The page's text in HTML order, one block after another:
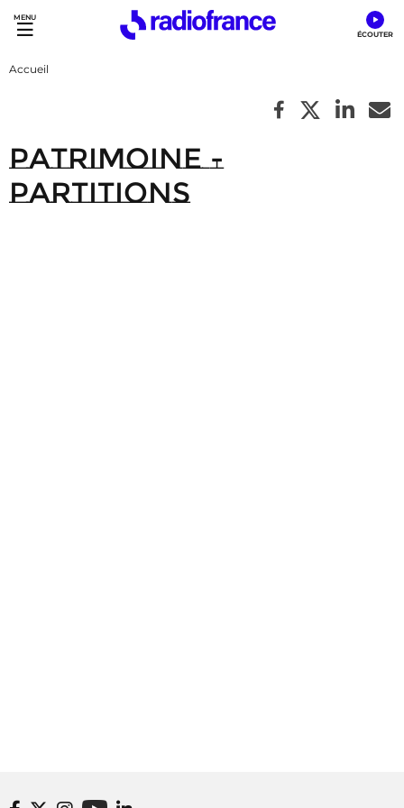
Accès direct :
Menu principal
Contenu
Accueil
Patrimoine -
Partitions